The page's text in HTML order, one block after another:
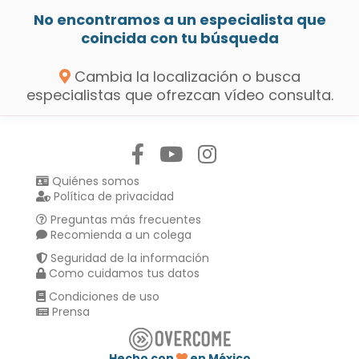
No encontramos a un especialista que
coincida con tu búsqueda
Cambia la localización o busca
especialistas que ofrezcan vídeo consulta.
Quiénes somos
Política de privacidad
Preguntas más frecuentes
Recomienda a un colega
Seguridad de la información
Como cuidamos tus datos
Condiciones de uso
Prensa